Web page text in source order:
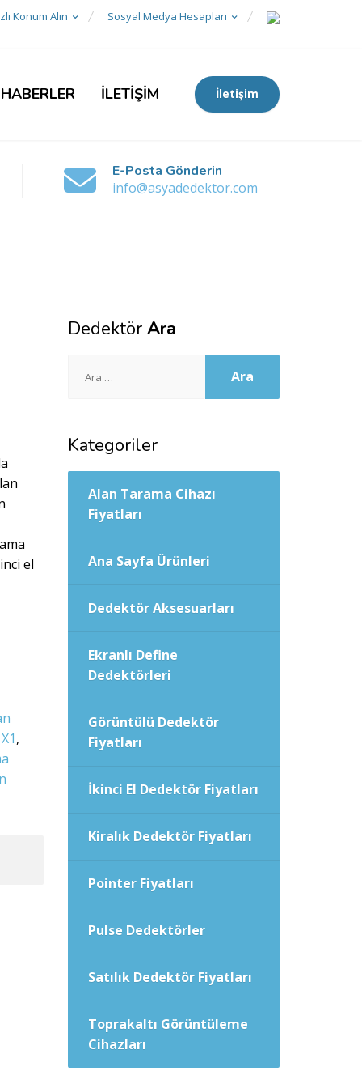
Konum Alın Sosyal Medya Hesapları
İLETİŞİM İletişim
E-Posta Gönderin
info@asyadedektor.com
el
,
Dedektör Ara
Kategoriler
Alan Tarama Cihazı
Fiyatları
Ana Sayfa Ürünleri
Dedektör Aksesuarları
Ekranlı Define
Dedektörleri
Görüntülü Dedektör
Fiyatları
İkinci El Dedektör Fiyatları
Kiralık Dedektör Fiyatları
Pointer Fiyatları
Pulse Dedektörler
Satılık Dedektör Fiyatları
Toprakaltı Görüntüleme
Cihazları